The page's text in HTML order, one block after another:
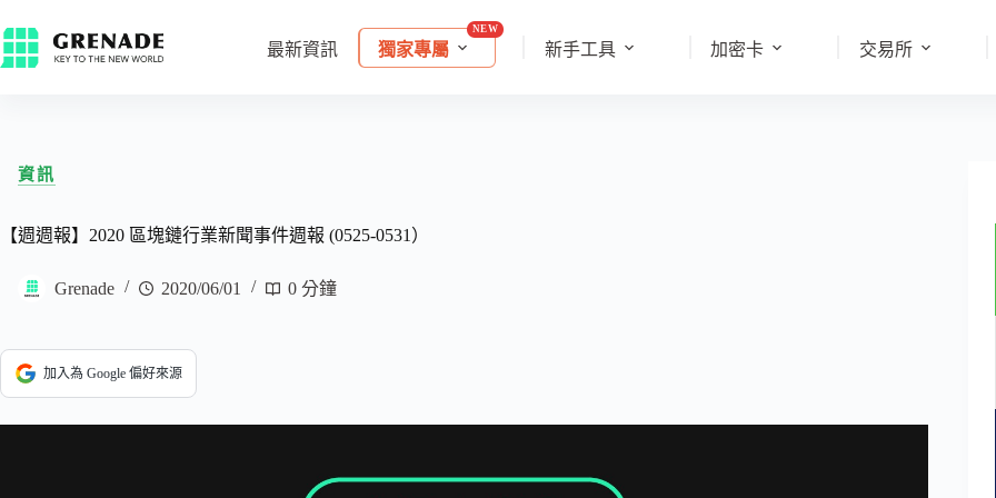
最新資訊 獨家專屬 新手工具 加密卡 交易所
資訊
【週週報】2020 區塊鏈行業新聞事件週報 (0525-0531）
Grenade 2020/06/01 0 分鐘
加入為 Google 偏好來源